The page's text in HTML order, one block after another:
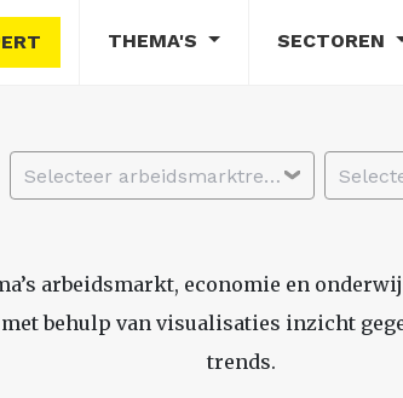
THEMA'S SECTOREN
Selecteer arbeidsmarktregio
arbeidsmarkt, economie en
behulp van visualisaties inzicht
trends.